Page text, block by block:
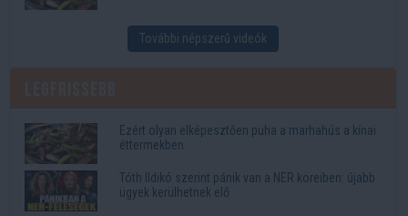
További népszerű videók
Ezért olyan elképesztően puha a marhahús a kínai
éttermekben
Tóth Ildikó szerint pánik van a NER köreiben: újabb
ügyek kerülhetnek elő